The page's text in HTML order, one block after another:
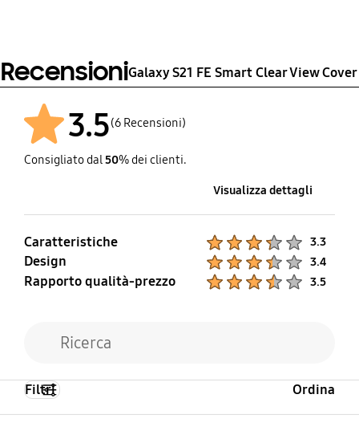
RecensioniGalaxy S21 FE Smart Clear View Cover
3.5(6 Recensioni)
Consigliato dal50% dei clienti.
Visualizza dettagli
Caratteristiche 3.3
Design 3.4
Rapporto qualità-prezzo 3.5
Filtri Ordina